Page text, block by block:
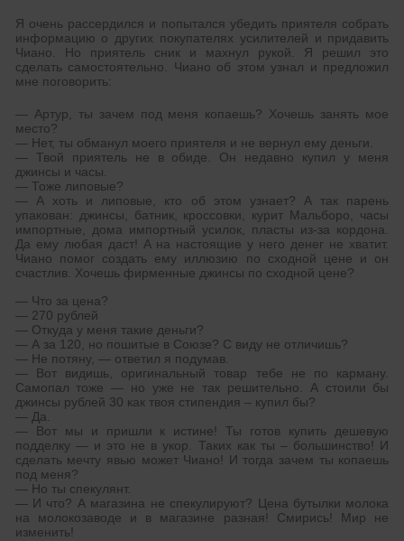
Я очень рассердился и попытался убедить приятеля собрать
информацию о других покупателях усилителей и придавить
Чиано. Но приятель сник и махнул рукой. Я решил это
сделать самостоятельно. Чиано об этом узнал и предложил
мне поговорить:
— Артур, ты зачем под меня копаешь? Хочешь занять мое
место?
— Нет, ты обманул моего приятеля и не вернул ему деньги.
— Твой приятель не в обиде. Он недавно купил у меня
джинсы и часы.
— Тоже липовые?
— А хоть и липовые, кто об этом узнает? А так парень
упакован: джинсы, батник, кроссовки, курит Мальборо, часы
импортные, дома импортный усилок, пласты из-за кордона.
Да ему любая даст! А на настоящие у него денег не хватит.
Чиано помог создать ему иллюзию по сходной цене и он
счастлив. Хочешь фирменные джинсы по сходной цене?
— Что за цена?
— 270 рублей
— Откуда у меня такие деньги?
— А за 120, но пошитые в Союзе? С виду не отличишь?
— Не потяну, — ответил я подумав.
— Вот видишь, оригинальный товар тебе не по карману.
Самопал тоже — но уже не так решительно. А стоили бы
джинсы рублей 30 как твоя стипендия – купил бы?
— Да.
— Вот мы и пришли к истине! Ты готов купить дешевую
подделку — и это не в укор. Таких как ты – большинство! И
сделать мечту явью может Чиано! И тогда зачем ты копаешь
под меня?
— Но ты спекулянт.
— И что? А магазина не спекулируют? Цена бутылки молока
на молокозаводе и в магазине разная! Смирись! Мир не
изменить!